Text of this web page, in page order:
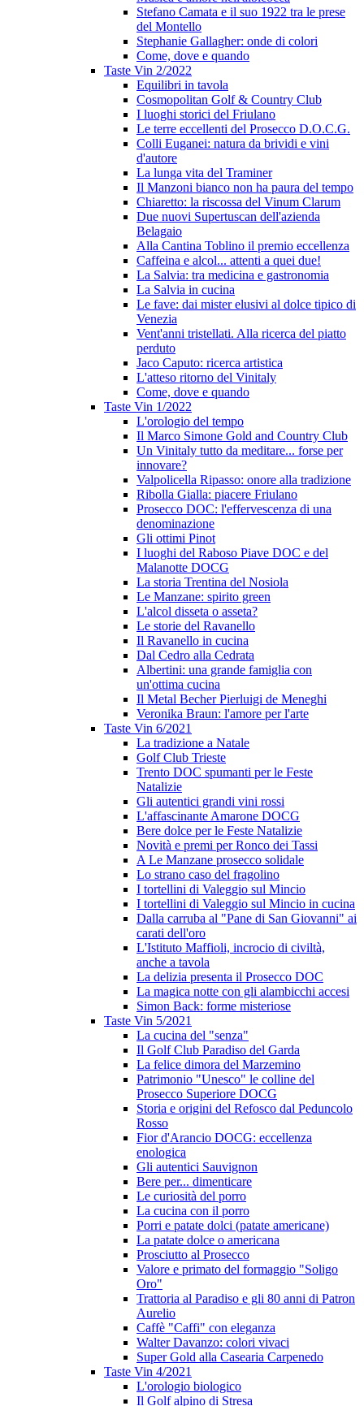
Stefano Camata e il suo 1922 tra le prese
del Montello
Stephanie Gallagher: onde di colori
Come, dove e quando
Taste Vin 2/2022
Equilibri in tavola
Cosmopolitan Golf & Country Club
I luoghi storici del Friulano
Le terre eccellenti del Prosecco D.O.C.G.
Colli Euganei: natura da brividi e vini
d'autore
La lunga vita del Traminer
Il Manzoni bianco non ha paura del tempo
Chiaretto: la riscossa del Vinum Clarum
Due nuovi Supertuscan dell'azienda
Belagaio
Alla Cantina Toblino il premio eccellenza
Caffeina e alcol... attenti a quei due!
La Salvia: tra medicina e gastronomia
La Salvia in cucina
Le fave: dai mister elusivi al dolce tipico di
Venezia
Vent'anni tristellati. Alla ricerca del piatto
perduto
Jaco Caputo: ricerca artistica
L'atteso ritorno del Vinitaly
Come, dove e quando
Taste Vin 1/2022
L'orologio del tempo
Il Marco Simone Gold and Country Club
Un Vinitaly tutto da meditare... forse per
innovare?
Valpolicella Ripasso: onore alla tradizione
Ribolla Gialla: piacere Friulano
Prosecco DOC: l'effervescenza di una
denominazione
Gli ottimi Pinot
I luoghi del Raboso Piave DOC e del
Malanotte DOCG
La storia Trentina del Nosiola
Le Manzane: spirito green
L'alcol disseta o asseta?
Le storie del Ravanello
Il Ravanello in cucina
Dal Cedro alla Cedrata
Albertini: una grande famiglia con
un'ottima cucina
Il Metal Becher Pierluigi de Meneghi
Veronika Braun: l'amore per l'arte
Taste Vin 6/2021
La tradizione a Natale
Golf Club Trieste
Trento DOC spumanti per le Feste
Natalizie
Gli autentici grandi vini rossi
L'affascinante Amarone DOCG
Bere dolce per le Feste Natalizie
Novità e premi per Ronco dei Tassi
A Le Manzane prosecco solidale
Lo strano caso del fragolino
I tortellini di Valeggio sul Mincio
I tortellini di Valeggio sul Mincio in cucina
Dalla carruba al "Pane di San Giovanni" ai
carati dell'oro
L'Istituto Maffioli, incrocio di civiltà,
anche a tavola
La delizia presenta il Prosecco DOC
La magica notte con gli alambicchi accesi
Simon Back: forme misteriose
Taste Vin 5/2021
La cucina del "senza"
Il Golf Club Paradiso del Garda
La felice dimora del Marzemino
Patrimonio "Unesco" le colline del
Prosecco Superiore DOCG
Storia e origini del Refosco dal Peduncolo
Rosso
Fior d'Arancio DOCG: eccellenza
enologica
Gli autentici Sauvignon
Bere per... dimenticare
Le curiosità del porro
La cucina con il porro
Porri e patate dolci (patate americane)
La patate dolce o americana
Prosciutto al Prosecco
Valore e primato del formaggio "Soligo
Oro"
Trattoria al Paradiso e gli 80 anni di Patron
Aurelio
Caffè "Caffi" con eleganza
Walter Davanzo: colori vivaci
Super Gold alla Casearia Carpenedo
Taste Vin 4/2021
L'orologio biologico
Il Golf alpino di Stresa